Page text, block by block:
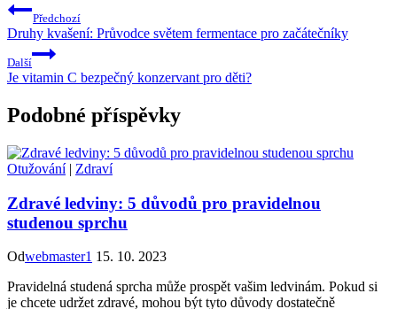
Předchozí
Druhy kvašení: Průvodce světem fermentace pro začátečníky
Další
Je vitamin C bezpečný konzervant pro děti?
Podobné příspěvky
Otužování| Zdraví
Zdravé ledviny: 5 důvodů pro pravidelnou
studenou sprchu
Odwebmaster1 15. 10. 2023
Pravidelná studená sprcha může prospět vašim ledvinám. Pokud si
je chcete udržet zdravé, mohou být tyto důvody dostatečně